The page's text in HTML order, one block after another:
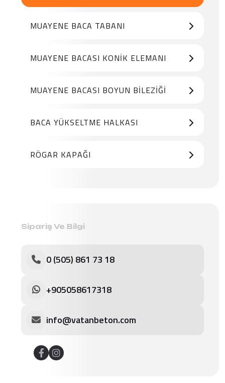
MUAYENE BACA TABANI
MUAYENE BACASI KONIK ELEMANI
MUAYENE BACASI BOYUN BILEZIĞI
BACA YÜKSELTME HALKASI
RÖGAR KAPAĞI
Sipariş Ve Bilgi
0 (505) 861 73 18
+905058617318
info@vatanbeton.com